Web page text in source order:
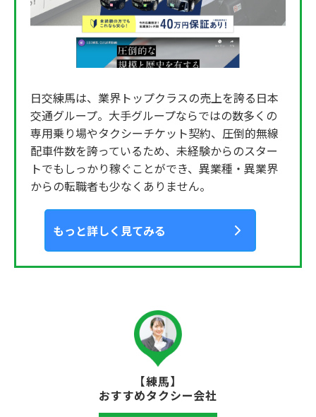
日交練馬は、業界トップクラスの売上を誇る日本
交通グループ。大手グループならではの数多くの
専用乗り場やタクシーチケット契約、圧倒的無線
配車件数を誇っているため、未経験からのスター
トでもしっかり稼ぐことができ、異業種・異業界
からの転職者も少なくありません。
もっと詳しく見てみる
【練馬】
おすすめタクシー会社